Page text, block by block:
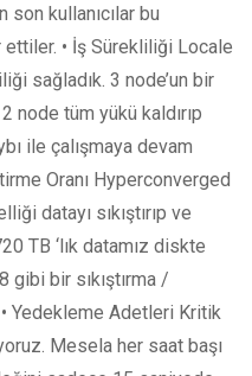
kullanıcılar bu
• İş Sürekliliği Locale
sağladık. 3 node’un bir
tüm yükü kaldırıp
ile çalışmaya devam
Oranı Hyperconverged
datayı sıkıştırıp ve
TB ‘lık datamız diskte
gibi bir sıkıştırma /
Yedekleme Adetleri Kritik
Mesela her saat başı